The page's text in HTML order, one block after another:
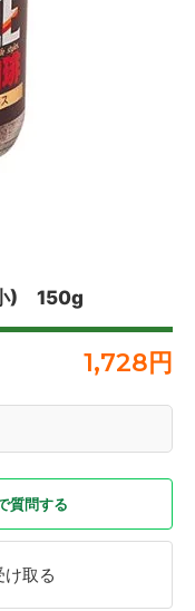
) 150g
1,728円
質問する
取る